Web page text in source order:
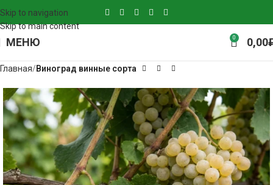
Skip to navigation
Skip to main content
МЕНЮ 0 0,00
Главная Виноград винные сорта